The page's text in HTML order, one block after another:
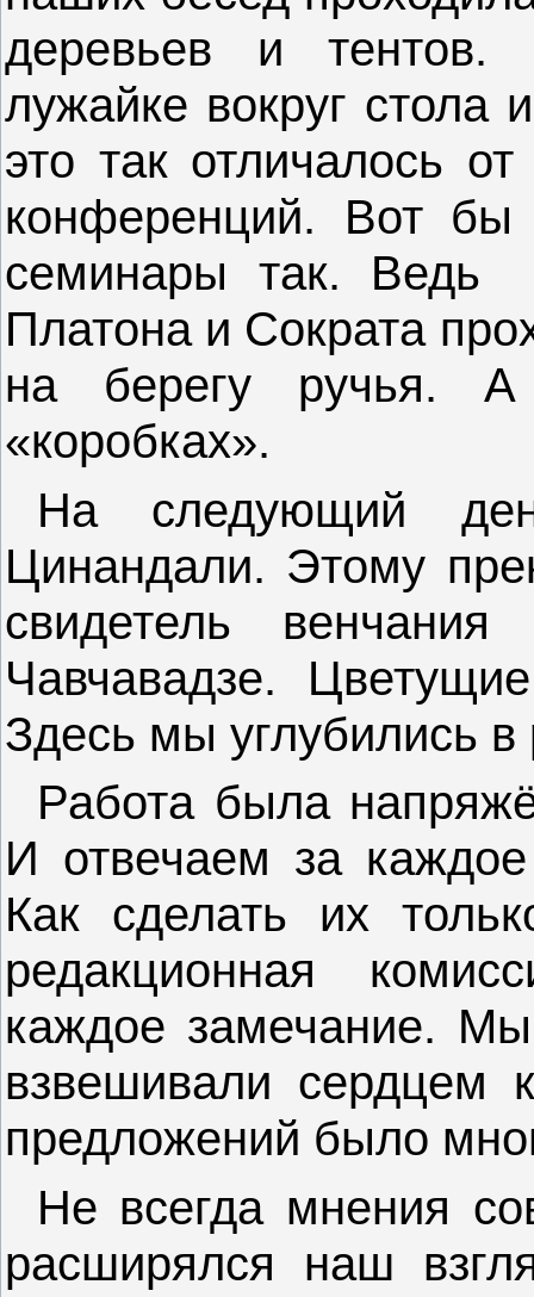
деревьев и
лужайке вокруг
это так отличалось
конференций. Вот бы
семинары так. Ведь
Платона и Сократа
на берегу ручья.
«коробках».
На следующий
Цинандали. Этому
свидетель
Чавчавадзе.
Здесь мы углубились
Работа была
И отвечаем за
Как сделать их
редакционная
каждое замечание.
взвешивали сердцем
предложений было
Не всегда мнения
расширялся наш